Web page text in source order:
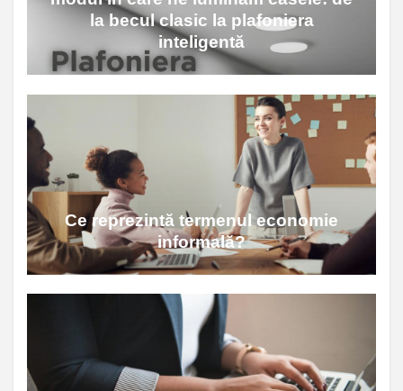
la becul clasic la plafoniera
inteligentă
Ce reprezintă termenul economie
informală?